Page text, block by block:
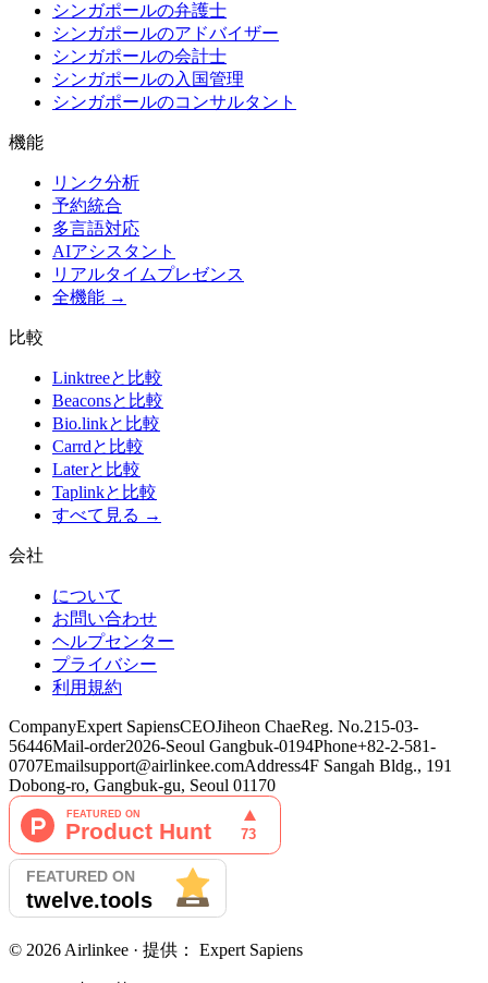
シンガポールの弁護士
シンガポールのアドバイザー
シンガポールの会計士
シンガポールの入国管理
シンガポールのコンサルタント
機能
リンク分析
予約統合
多言語対応
AIアシスタント
リアルタイムプレゼンス
全機能 →
比較
Linktreeと比較
Beaconsと比較
Bio.linkと比較
Carrdと比較
Laterと比較
Taplinkと比較
すべて見る →
会社
について
お問い合わせ
ヘルプセンター
プライバシー
利用規約
CompanyExpert SapiensCEOJiheon ChaeReg. No.215-03-
56446Mail-order2026-Seoul Gangbuk-0194Phone+82-2-581-
0707Emailsupport@airlinkee.comAddress4F Sangah Bldg., 191
Dobong-ro, Gangbuk-gu, Seoul 01170
© 2026 Airlinkee · 提供： Expert Sapiens